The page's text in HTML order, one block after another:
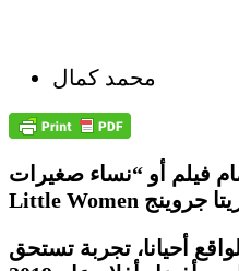
محمد كمال
فيلم أو “نساء صغيرات”
أحيانا، تجربة تستحق